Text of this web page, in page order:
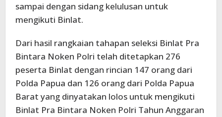
sampai dengan sidang kelulusan untuk
mengikuti Binlat.
Dari hasil rangkaian tahapan seleksi Binlat Pra
Bintara Noken Polri telah ditetapkan 276
peserta Binlat dengan rincian 147 orang dari
Polda Papua dan 126 orang dari Polda Papua
Barat yang dinyatakan lolos untuk mengikuti
Binlat Pra Bintara Noken Polri Tahun Anggaran